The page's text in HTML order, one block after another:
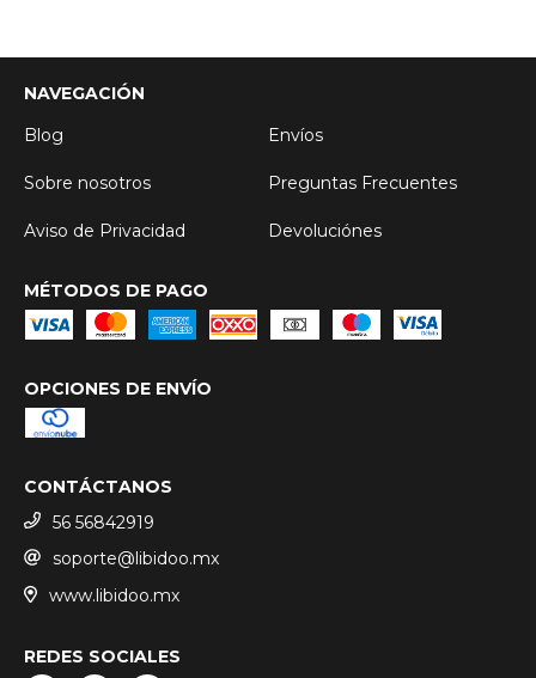
NAVEGACIÓN
Blog
Envíos
Sobre nosotros Preguntas Frecuentes
Aviso de Privacidad Devoluciónes
MÉTODOS DE PAGO
OPCIONES DE ENVÍO
CONTÁCTANOS
56 56842919
soporte@libidoo.mx
www.libidoo.mx
REDES SOCIALES